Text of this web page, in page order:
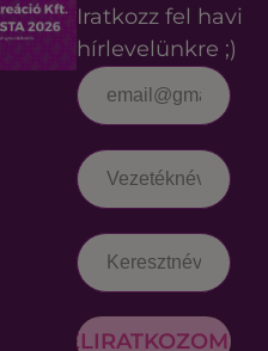
Iratkozz fel havi
hírlevelünkre ;)
FELIRATKOZOM